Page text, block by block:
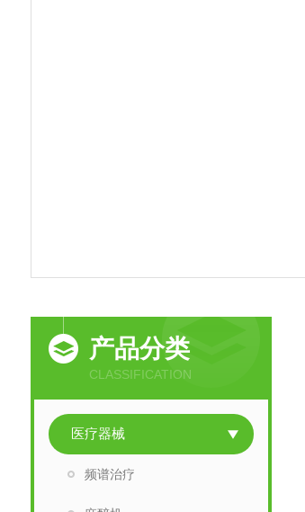
产品分类
CLASSIFICATION
医疗器械
频谱治疗